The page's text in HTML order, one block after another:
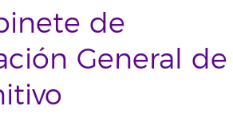
de
General de